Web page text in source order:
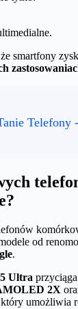
smartfony
Telefony
od
.
Ultra
2X
umożliwia